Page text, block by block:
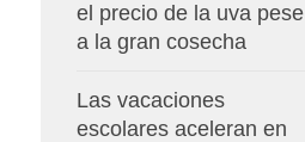
el precio de la uva pese
a la gran cosecha
Las vacaciones
escolares aceleran en